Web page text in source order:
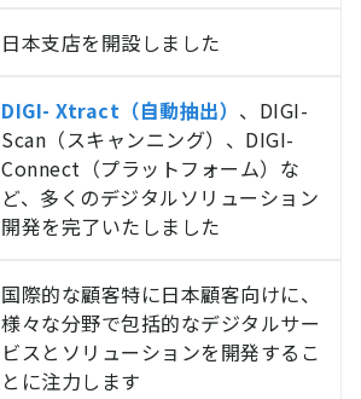
日本支店を開設しました
DIGI- Xtract（自動抽出） 、DIGI-
Scan（スキャンニング）、DIGI-
Connect（プラットフォーム）な
ど、多くのデジタルソリューション
開発を完了いたしました
国際的な顧客特に日本顧客向けに、
様々な分野で包括的なデジタルサー
ビスとソリューションを開発するこ
とに注力します